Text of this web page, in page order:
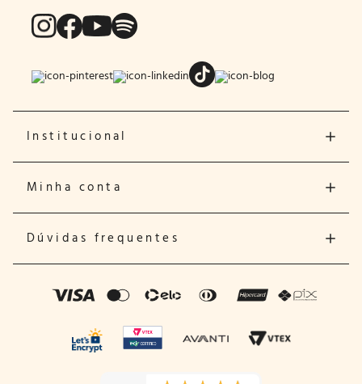
Institucional
Minha conta
Dúvidas frequentes